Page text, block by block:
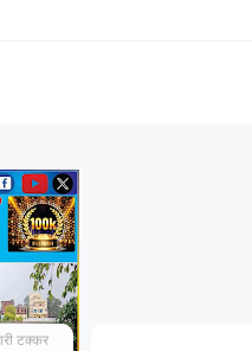
टक्कर